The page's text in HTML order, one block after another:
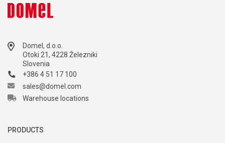
Domel, d.o.o.
Otoki 21, 4228 Železniki
Slovenia
+386 4 51 17 100
sales@domel.com
Warehouse locations
PRODUCTS